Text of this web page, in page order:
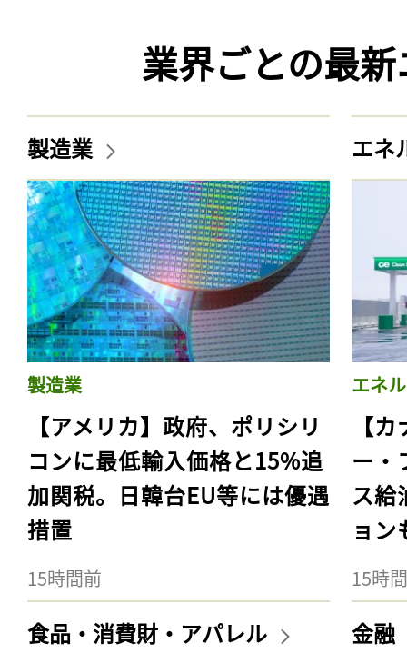
業界ごとの最
製造業
製造業
【アメリカ】政府、ポリシリ
コンに最低輸入価格と15%追
加関税。日韓台EU等には優遇
措置
15時間前
エネ
エネ
【
ー・
ス給
ョン
15時
食品・消費財・アパレル 金融